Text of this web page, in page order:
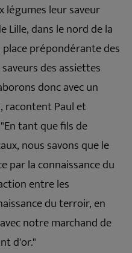
légumes leur saveur
Lille, dans le nord de la
place prépondérante des
des assiettes
donc avec un
racontent Paul et
tant que fils de
nous savons que le
par la connaissance du
entre les
du terroir, en
notre marchand de
d'or."